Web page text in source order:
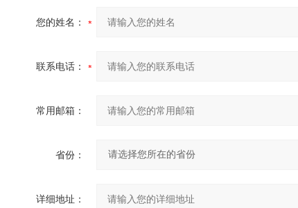
您的姓名：
联系电话：
常用邮箱：
省份：
详细地址：